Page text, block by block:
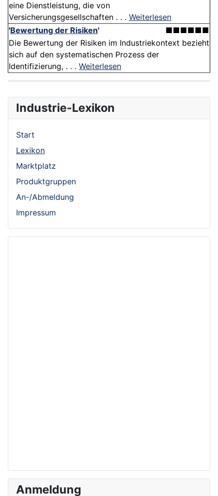
eine Dienstleistung, die von
Versicherungsgesellschaften . . . Weiterlesen
'Bewertung der Risiken'
■■■■■■
Die Bewertung der Risiken im Industriekontext bezieht
sich auf den systematischen Prozess der
Identifizierung, . . . Weiterlesen
Industrie-Lexikon
Start
Lexikon
Marktplatz
Produktgruppen
An-/Abmeldung
Impressum
Anmeldung